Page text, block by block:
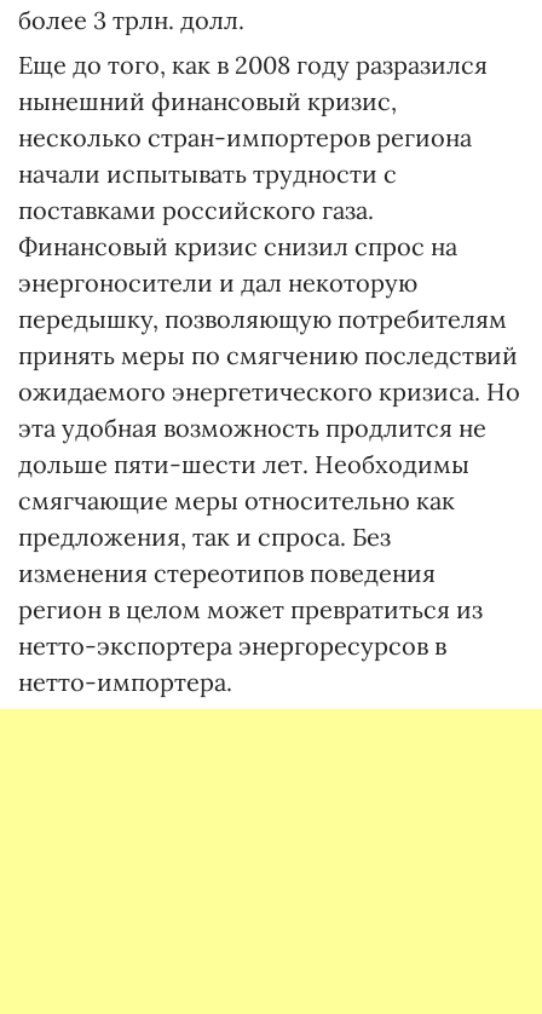
более 3 трлн. долл.
Еще до того, как в 2008 году разразился
нынешний финансовый кризис,
несколько стран-импортеров региона
начали испытывать трудности с
поставками российского газа.
Финансовый кризис снизил спрос на
энергоносители и дал некоторую
передышку, позволяющую потребителям
принять меры по смягчению последствий
ожидаемого энергетического кризиса. Но
эта удобная возможность продлится не
дольше пяти-шести лет. Необходимы
смягчающие меры относительно как
предложения, так и спроса. Без
изменения стереотипов поведения
регион в целом может превратиться из
нетто-экспортера энергоресурсов в
нетто-импортера.